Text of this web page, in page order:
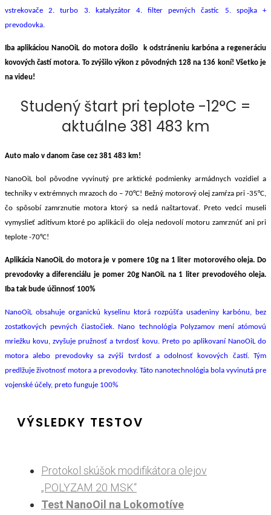
vstrekovače 2. turbo 3. katalyzátor 4. filter pevných častíc 5. spojka +
prevodovka.
Iba aplikáciou NanoOiL do motora došlo k odstráneniu karbóna a regeneráciu
kovových častí motora. To zvýšilo výkon z pôvodných 128 na 136 koní! Všetko je
na videu!
Studený štart pri teplote -12°C =
aktuálne 381 483 km
Auto malo v danom čase cez 381 483 km!
NanoOiL bol pôvodne vyvinutý pre arktické podmienky armádnych vozidiel a
techniky v extrémnych mrazoch do – 70°C! Bežný motorový olej zamŕza pri -35°C,
čo spôsobí zamrznutie motora ktorý sa nedá naštartovať. Preto vedci museli
vymyslieť aditívum ktoré po aplikácii do oleja nedovolí motoru zamrznúť ani pri
teplote -70°C!
Aplikácia NanoOiL do motora je v pomere 10g na 1 liter motorového oleja. Do
prevodovky a diferenciálu je pomer 20g NanOiL na 1 liter prevodového oleja.
Iba tak bude účinnosť 100%
NanoOiL obsahuje organickú kyselinu ktorá rozpúšťa usadeniny karbónu, bez
zostatkových pevných čiastočiek. Nano technológia Polyzamov mení atómovú
mriežku kovu, zvyšuje pružnosť a tvrdosť kovu. Preto po aplikovaní NanoOiL do
motora alebo prevodovky sa zvýši tvrdosť a odolnosť kovových častí. Tým
predlžuje životnosť motora a prevodovky. Táto nanotechnológia bola vyvinutá pre
vojenské účely, preto funguje 100%
VÝSLEDKY TESTOV
Protokol skúšok modifikátora olejov
„POLYZAM 20 MSK“
Test NanoOil na Lokomotíve